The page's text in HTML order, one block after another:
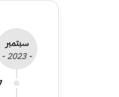
سبتمبر
- 2023 -